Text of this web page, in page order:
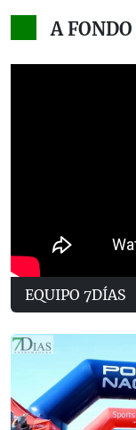
A FONDO
EQUIPO 7DÍAS